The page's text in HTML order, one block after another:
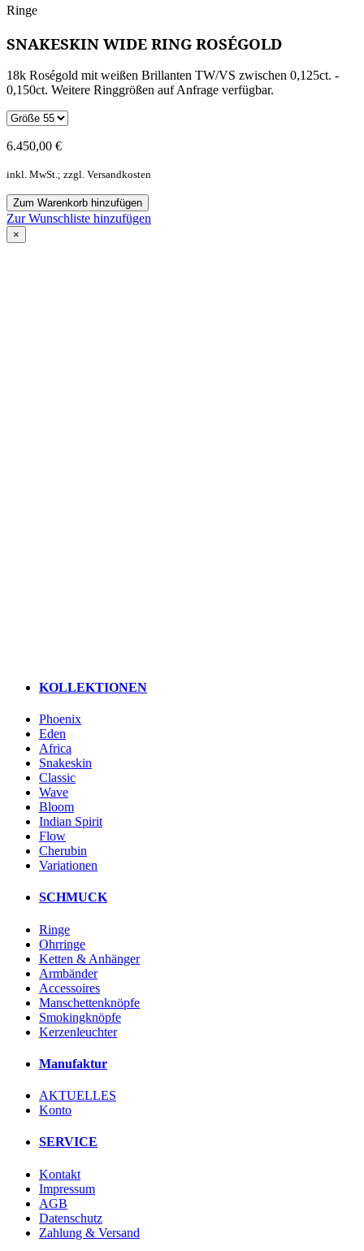
Ringe
SNAKESKIN WIDE RING ROSÉGOLD
18k Roségold mit weißen Brillanten TW/VS zwischen 0,125ct. -
0,150ct. Weitere Ringgrößen auf Anfrage verfügbar.
6.450,00 €
inkl. MwSt.; zzgl. Versandkosten
Zum Warenkorb hinzufügen
Zur Wunschliste hinzufügen
×
KOLLEKTIONEN
Phoenix
Eden
Africa
Snakeskin
Classic
Wave
Bloom
Indian Spirit
Flow
Cherubin
Variationen
SCHMUCK
Ringe
Ohrringe
Ketten & Anhänger
Armbänder
Accessoires
Manschettenknöpfe
Smokingknöpfe
Kerzenleuchter
Manufaktur
AKTUELLES
Konto
SERVICE
Kontakt
Impressum
AGB
Datenschutz
Zahlung & Versand